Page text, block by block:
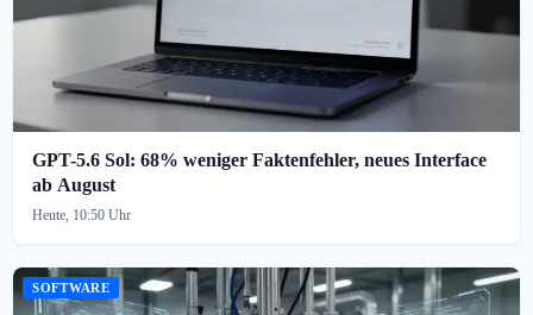
GPT-5.6 Sol: 68% weniger Faktenfehler, neues Interface
ab August
Heute, 10:50 Uhr
SOFTWARE